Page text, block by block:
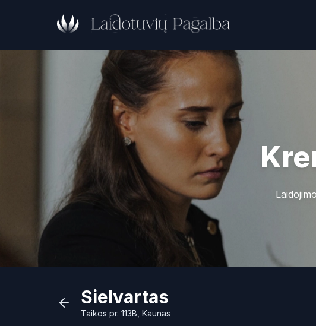
Sielvartas
Taikos pr. 113B, Kaunas